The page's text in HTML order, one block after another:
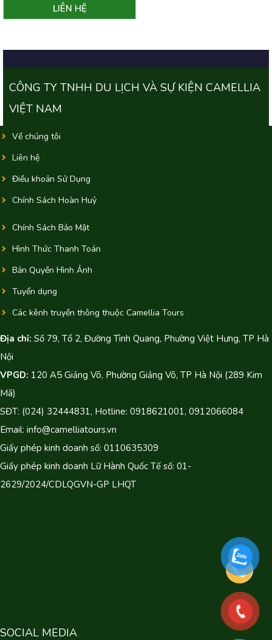
CÔNG TY TNHH DU LỊCH VÀ SỰ KIỆN CAMELLIA
VIỆT NAM
Về chúng tôi
Liên hệ
Điều khoản Sử Dụng
Chính Sách Hoàn Huỷ
Chính Sách Bảo Mật
Hình Thức Thanh Toán
Bản Quyền Hình Ảnh
Tuyển dụng
Các kênh truyền thông thuộc Camellia Tours
Địa chỉ: Số 79, Tổ 2, Đường Tình Quang, Phường Việt Hưng, TP Hà
Nội
VPGD: 120 A5 Giảng Võ, Phường Giảng Võ, TP Hà Nội (289 Kim
Mã)
SĐT: (024) 32444831, Hotline: 0918621001, 0912066084
Email: info@camelliatours.vn
Giấy phép kinh doanh số: 0110635309
Giấy phép kinh doanh Lữ Hành Quốc Tế số: 01-
2629/2024/CDLQGVN-GP LHQT
SOCIAL MEDIA